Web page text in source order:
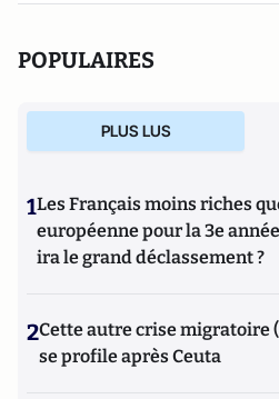
POPULAIRES
PLUS LUS
1Les Français moins riches
européenne pour la 3e
ira le grand déclassement ?
2Cette autre crise migratoire
se profile après Ceuta